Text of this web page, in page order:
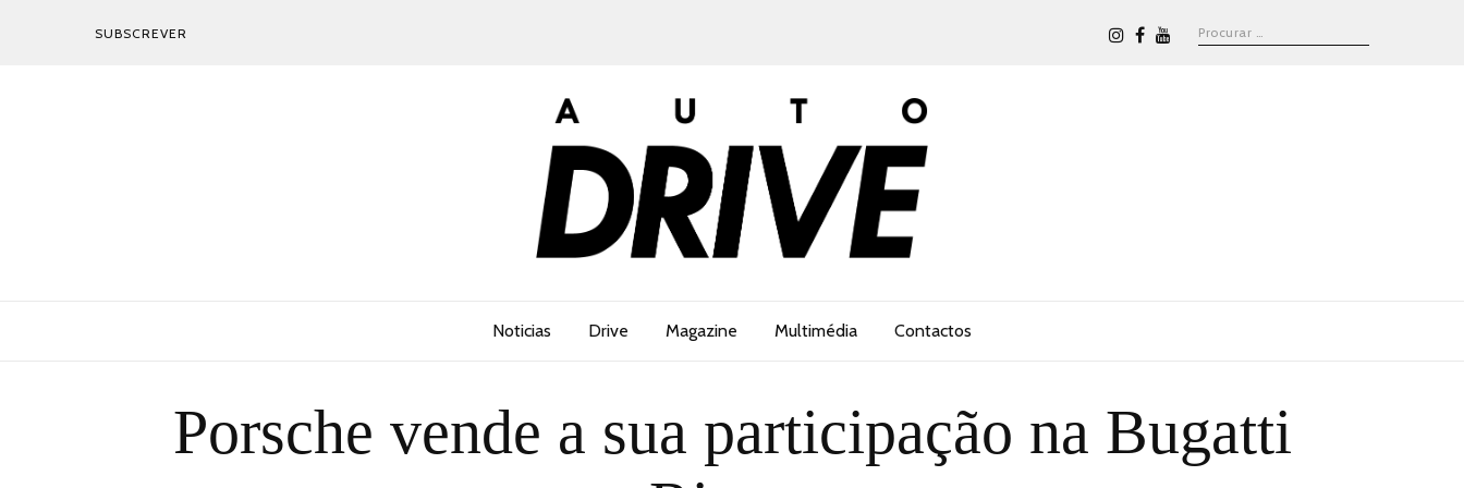
SUBSCREVER
Noticias Drive Magazine Multimédia Contactos
Porsche vende a sua participação na Bugatti